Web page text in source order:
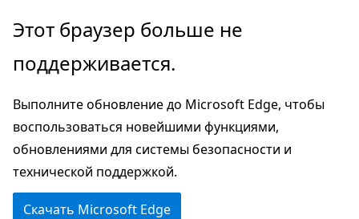
Пропустить
перейти
основному
содержимому
Переход
навигации
странице
Этот браузер больше не
поддерживается.
Выполните обновление до Microsoft Edge, чтобы
воспользоваться новейшими функциями,
обновлениями для системы безопасности и
технической поддержкой.
Скачать Microsoft Edge